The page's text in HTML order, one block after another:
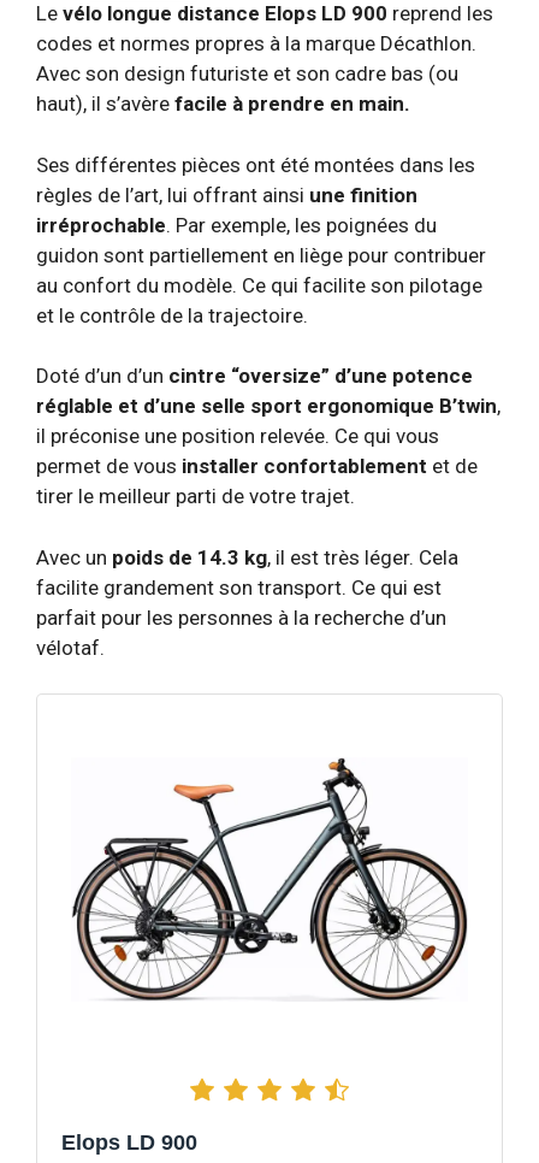
Le vélo longue distance Elops LD 900 reprend les
codes et normes propres à la marque Décathlon.
Avec son design futuriste et son cadre bas (ou
haut), il s’avère facile à prendre en main.
Ses différentes pièces ont été montées dans les
règles de l’art, lui offrant ainsi une finition
irréprochable. Par exemple, les poignées du
guidon sont partiellement en liège pour contribuer
au confort du modèle. Ce qui facilite son pilotage
et le contrôle de la trajectoire.
Doté d’un d’un cintre “oversize” d’une potence
réglable et d’une selle sport ergonomique B’twin,
il préconise une position relevée. Ce qui vous
permet de vous installer confortablement et de
tirer le meilleur parti de votre trajet.
Avec un poids de 14.3 kg, il est très léger. Cela
facilite grandement son transport. Ce qui est
parfait pour les personnes à la recherche d’un
vélotaf.
Elops LD 900